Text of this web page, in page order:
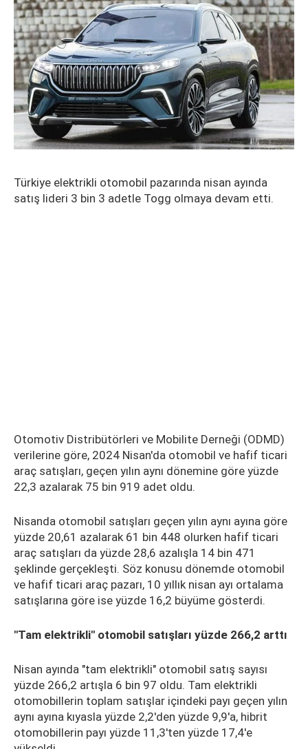
Türkiye elektrikli otomobil pazarında nisan ayında
satış lideri 3 bin 3 adetle Togg olmaya devam etti.
Otomotiv Distribütörleri ve Mobilite Derneği (ODMD)
verilerine göre, 2024 Nisan'da otomobil ve hafif ticari
araç satışları, geçen yılın aynı dönemine göre yüzde
22,3 azalarak 75 bin 919 adet oldu.
Nisanda otomobil satışları geçen yılın aynı ayına göre
yüzde 20,61 azalarak 61 bin 448 olurken hafif ticari
araç satışları da yüzde 28,6 azalışla 14 bin 471
şeklinde gerçekleşti. Söz konusu dönemde otomobil
ve hafif ticari araç pazarı, 10 yıllık nisan ayı ortalama
satışlarına göre ise yüzde 16,2 büyüme gösterdi.
"Tam elektrikli" otomobil satışları yüzde 266,2 arttı
Nisan ayında "tam elektrikli" otomobil satış sayısı
yüzde 266,2 artışla 6 bin 97 oldu. Tam elektrikli
otomobillerin toplam satışlar içindeki payı geçen yılın
aynı ayına kıyasla yüzde 2,2'den yüzde 9,9'a, hibrit
otomobillerin payı yüzde 11,3'ten yüzde 17,4'e